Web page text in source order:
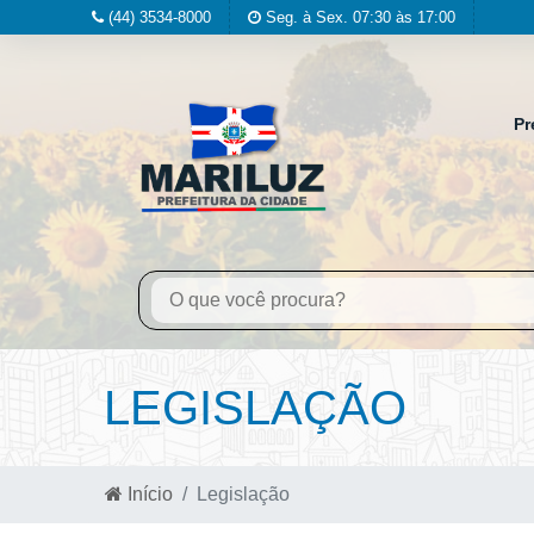
(44) 3534-8000 Seg. à Sex. 07:30 às 17:00
LEGISLAÇÃO
Início Legislação